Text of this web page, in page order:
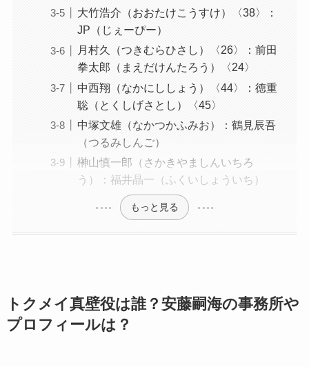
大竹浩介（おおたけこうすけ）〈38〉：
JP（じぇーぴー）
月村久（つきむらひさし）〈26〉：前田
拳太郎（まえだけんたろう）〈24〉
中西翔（なかにししょう）〈44〉：徳重
聡（とくしげさとし）〈45〉
中塚文雄（なかつかふみお）：鶴見辰吾
（つるみしんご）
榊山慎一郎（さかきやましんいちろ
う）：福井晶一（ふくいしょういち）
もっと見る
トクメイ真壁役は誰？安藤嗣海の事務所や
プロフィールは？